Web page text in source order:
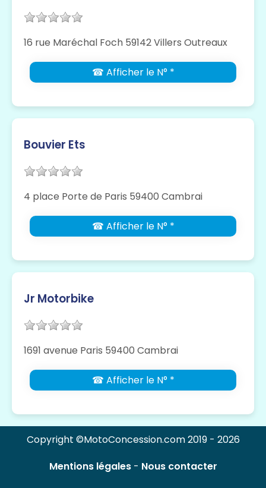
16 rue Maréchal Foch 59142 Villers Outreaux
☎ Afficher le N° *
Bouvier Ets
4 place Porte de Paris 59400 Cambrai
☎ Afficher le N° *
Jr Motorbike
1691 avenue Paris 59400 Cambrai
☎ Afficher le N° *
Copyright ©MotoConcession.com 2019 - 2026
Mentions légales- Nous contacter